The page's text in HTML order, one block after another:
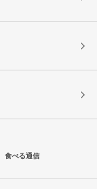
食べる通信